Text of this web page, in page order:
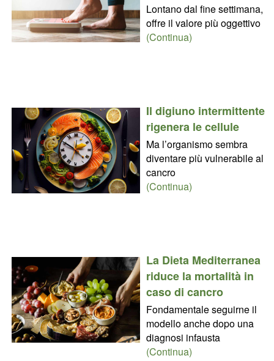
Lontano dal fine settimana,
offre il valore più oggettivo
(Continua)
Il digiuno intermittente
rigenera le cellule
Ma l’organismo sembra
diventare più vulnerabile al
cancro
(Continua)
La Dieta Mediterranea
riduce la mortalità in
caso di cancro
Fondamentale seguirne il
modello anche dopo una
diagnosi infausta
(Continua)